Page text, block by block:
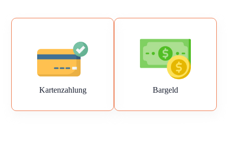
Kartenzahlung Bargeld